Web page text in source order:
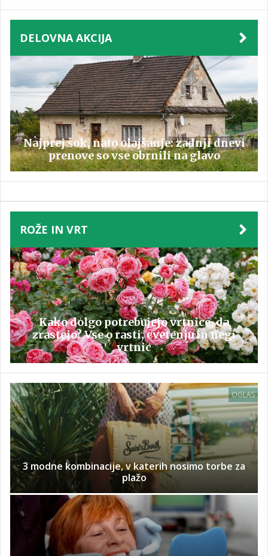
DELOVNA AKCIJA
Najprej šok, nato olajšanje: zadnji dnevi
prenove so vse obrnili na glavo
ROŽE IN VRT
Kako dolgo potrebujejo vrtnice, da
zrastejo? Vse o rasti, cvetenju in negi
vrtnic
OGLAS
3 modne kombinacije, v katerih nosimo torbe za
plažo